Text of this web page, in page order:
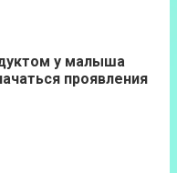
у малыша
проявления